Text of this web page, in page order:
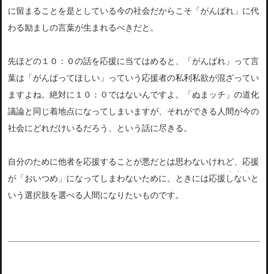
に留まることを是としている今の社会だからこそ「がんばれ」に代
わる励ましの言葉が生まれるべきだと。
先ほどの１０：０の話を応援に当てはめると、「がんばれ」って言
葉は「がんばってほしい」っていう応援者の私利私欲が混ざってい
ますよね。絶対に１０：０ではないんですよ。「ぬまッチ」の道化
議論と同じ着地点になってしまいますが、それができる人間が今の
社会にどれだけいるだろう、という話に尽きる。
自分のために他者を応援することが悪だとは思わないけれど、応援
が「おいつめ」になってしまわないために。ときには応援 しない
・・・
と
いう選択肢を選べる人間になりたいものです。